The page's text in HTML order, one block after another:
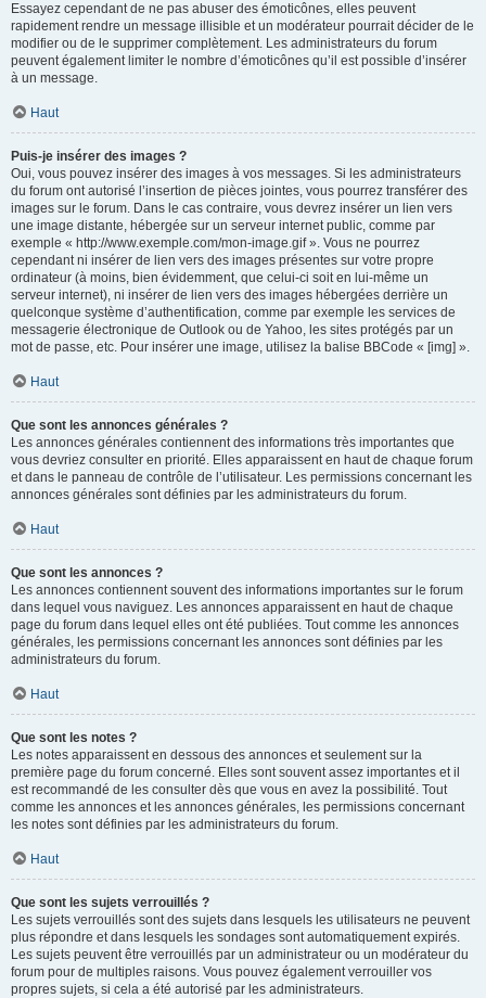
Essayez cependant de ne pas abuser des émoticônes, elles peuvent
rapidement rendre un message illisible et un modérateur pourrait décider de le
modifier ou de le supprimer complètement. Les administrateurs du forum
peuvent également limiter le nombre d’émoticônes qu’il est possible d’insérer
à un message.
Haut
Puis-je insérer des images ?
Oui, vous pouvez insérer des images à vos messages. Si les administrateurs
du forum ont autorisé l’insertion de pièces jointes, vous pourrez transférer des
images sur le forum. Dans le cas contraire, vous devrez insérer un lien vers
une image distante, hébergée sur un serveur internet public, comme par
exemple « http://www.exemple.com/mon-image.gif ». Vous ne pourrez
cependant ni insérer de lien vers des images présentes sur votre propre
ordinateur (à moins, bien évidemment, que celui-ci soit en lui-même un
serveur internet), ni insérer de lien vers des images hébergées derrière un
quelconque système d’authentification, comme par exemple les services de
messagerie électronique de Outlook ou de Yahoo, les sites protégés par un
mot de passe, etc. Pour insérer une image, utilisez la balise BBCode « [img] ».
Haut
Que sont les annonces générales ?
Les annonces générales contiennent des informations très importantes que
vous devriez consulter en priorité. Elles apparaissent en haut de chaque forum
et dans le panneau de contrôle de l’utilisateur. Les permissions concernant les
annonces générales sont définies par les administrateurs du forum.
Haut
Que sont les annonces ?
Les annonces contiennent souvent des informations importantes sur le forum
dans lequel vous naviguez. Les annonces apparaissent en haut de chaque
page du forum dans lequel elles ont été publiées. Tout comme les annonces
générales, les permissions concernant les annonces sont définies par les
administrateurs du forum.
Haut
Que sont les notes ?
Les notes apparaissent en dessous des annonces et seulement sur la
première page du forum concerné. Elles sont souvent assez importantes et il
est recommandé de les consulter dès que vous en avez la possibilité. Tout
comme les annonces et les annonces générales, les permissions concernant
les notes sont définies par les administrateurs du forum.
Haut
Que sont les sujets verrouillés ?
Les sujets verrouillés sont des sujets dans lesquels les utilisateurs ne peuvent
plus répondre et dans lesquels les sondages sont automatiquement expirés.
Les sujets peuvent être verrouillés par un administrateur ou un modérateur du
forum pour de multiples raisons. Vous pouvez également verrouiller vos
propres sujets, si cela a été autorisé par les administrateurs.